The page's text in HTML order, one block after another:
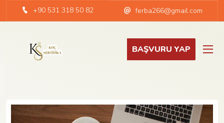
+90 531 318 50 82 ferba266@gmail.com
BAŞVURU YAP